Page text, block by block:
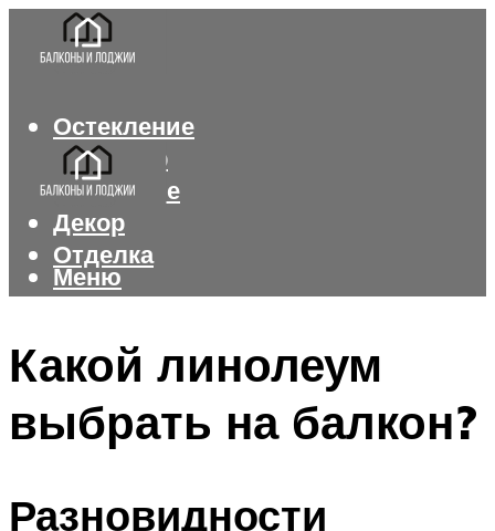
Остекление
Интерьер
Утепление
Декор
Отделка
Меню
Какой линолеум
выбрать на балкон?
Разновидности